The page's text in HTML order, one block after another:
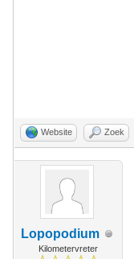
Website Zoek
Lopopodium
Kilometervreter